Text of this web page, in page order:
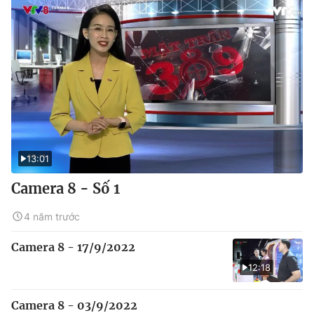
13:01
Camera 8 - Số 1
4 năm trước
12:18
Camera 8 - 17/9/2022
Camera 8 - 03/9/2022